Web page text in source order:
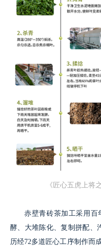
《匠心五虎上将
赤壁青砖茶加工采用百
酵、大堆陈化、复制拼配、
历经72多道匠心工序制作而